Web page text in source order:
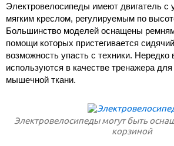
Электровелосипеды имеют двигатель с
мягким креслом, регулируемым по
Большинство моделей оснащены
помощи которых пристегивается
возможность упасть с техники. Нередко
используются в качестве тренажера для
мышечной ткани.
Электровелосипеды могут быть
корзиной